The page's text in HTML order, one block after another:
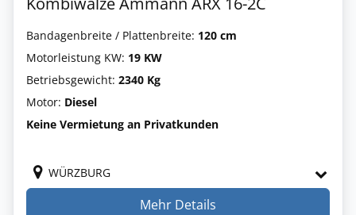
Bandagenbreite / Plattenbreite: 120 cm
Motorleistung KW: 19 KW
Betriebsgewicht: 2340 Kg
Motor: Diesel
Keine Vermietung an Privatkunden
WÜRZBURG
Mehr Details